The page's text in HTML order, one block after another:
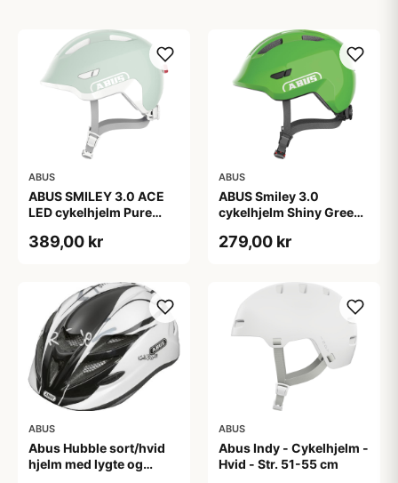
ABUS
ABUS SMILEY 3.0 ACE
LED cykelhjelm Pure
389,00 kr
ABUS
ABUS Smiley 3.0
cykelhjelm Shiny Green
cm)
279,00 kr
ABUS
Abus Hubble sort/hvid
hjelm med lygte og
ABUS
Abus Indy - Cykelhjelm -
Hvid - Str. 51-55 cm